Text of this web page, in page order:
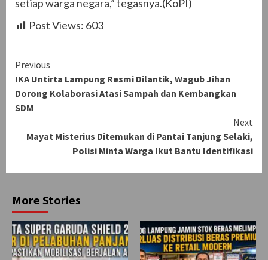
setiap warga negara,” tegasnya.(KoPI)
Post Views: 603
Continue
Reading
Previous
IKA Untirta Lampung Resmi Dilantik, Wagub Jihan
Dorong Kolaborasi Atasi Sampah dan Kembangkan
SDM
Next
Mayat Misterius Ditemukan di Pantai Tanjung Selaki,
Polisi Minta Warga Ikut Bantu Identifikasi
More Stories